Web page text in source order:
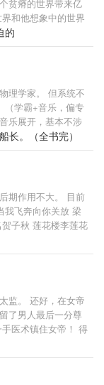
贫瘠的世界带来亿
和他想象中的世界
厨师，这个乞丐名
到他家，说要租他
悲，引得邀月上门
被他话本致郁，说
侠越来越多，陈平
下了！” 系统的出
他只想每天吃着小
净土。 只是，女侠
些不开眼的上门找
们上路。 对于
的
理学家。 但系统不
（学霸+音乐，偏专
乐展开，基本不涉
长。（全书完）
期作用不大。 目前
我飞奔向你关放 梁
子秋 莲花楼李莲花
谭宗明 精绝古城
儿 如懿传进忠 很想
片海肖春生 后续
留言感兴趣的影视
监。 还好，在女帝
了男人最后一分尊
医术镇住女帝！ 得
。 后世而来的名
小太监，凭借前世